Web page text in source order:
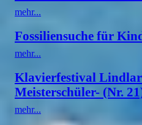
mehr...
Fossiliensuche für
mehr...
Klavierfestival
Meisterschüler- (Nr.
mehr...